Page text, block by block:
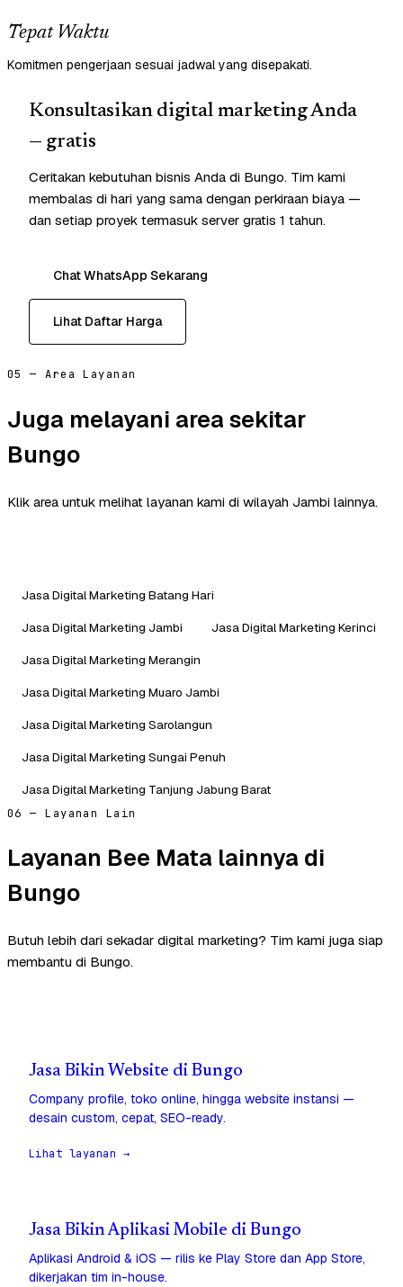
Tepat Waktu
Komitmen pengerjaan sesuai jadwal yang disepakati.
Konsultasikan digital marketing Anda
— gratis
Ceritakan kebutuhan bisnis Anda di Bungo. Tim kami
membalas di hari yang sama dengan perkiraan biaya —
dan setiap proyek termasuk server gratis 1 tahun.
Chat WhatsApp Sekarang
Lihat Daftar Harga
05 — Area Layanan
Juga melayani area sekitar
Bungo
Klik area untuk melihat layanan kami di wilayah Jambi lainnya.
Jasa Digital Marketing Batang Hari
Jasa Digital Marketing Jambi
Jasa Digital Marketing Kerinci
Jasa Digital Marketing Merangin
Jasa Digital Marketing Muaro Jambi
Jasa Digital Marketing Sarolangun
Jasa Digital Marketing Sungai Penuh
Jasa Digital Marketing Tanjung Jabung Barat
06 — Layanan Lain
Layanan Bee Mata lainnya di
Bungo
Butuh lebih dari sekadar digital marketing? Tim kami juga siap
membantu di Bungo.
Jasa Bikin Website di Bungo
Company profile, toko online, hingga website instansi —
desain custom, cepat, SEO-ready.
Lihat layanan →
Jasa Bikin Aplikasi Mobile di Bungo
Aplikasi Android & iOS — rilis ke Play Store dan App Store,
dikerjakan tim in-house.